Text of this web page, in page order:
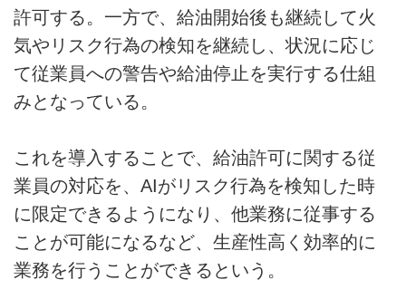
許可する。一方で、給油開始後も継続して火
気やリスク行為の検知を継続し、状況に応じ
て従業員への警告や給油停止を実行する仕組
みとなっている。
これを導入することで、給油許可に関する従
業員の対応を、AIがリスク行為を検知した時
に限定できるようになり、他業務に従事する
ことが可能になるなど、生産性高く効率的に
業務を行うことができるという。